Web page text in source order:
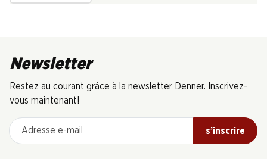
Newsletter
Restez au courant grâce à la newsletter Denner. Inscrivez-
vous maintenant!
Adresse e-mail
s’inscrire